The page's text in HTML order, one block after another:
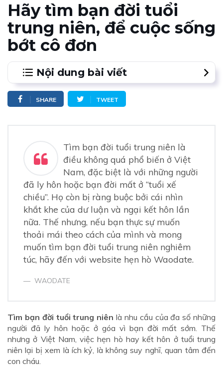
Hãy tìm bạn đời tuổi
trung niên, để cuộc sống
bớt cô đơn
Nội dung bài viết
1.Độ tuổi nào cũng cần được yêu thương
2.Hẹn hò với người bạn tuổi trung niên trên Waodate
Cùng dựa vào nhau để sống vui vẻ
SHARE TWEET
Tìm bạn đời tuổi trung niên là
điều không quá phổ biến ở Việt
Nam, đặc biệt là với những người
đã ly hôn hoặc bạn đời mất ở “tuổi xế
chiều”. Họ còn bị ràng buộc bởi cái nhìn
khắt khe của dư luận và ngại kết hôn lần
nữa. Thế nhưng, nếu bạn thực sự muốn
thoải mái theo cách của mình và mong
muốn tìm bạn đời tuổi trung niên nghiêm
túc, hãy đến với website hẹn hò Waodate.
WAODATE
Tìm bạn đời tuổi trung niên là nhu cầu của đa số những
người đã ly hôn hoặc ở góa vì bạn đời mất sớm. Thế
nhưng ở Việt Nam, việc hẹn hò hay kết hôn ở tuổi trung
niên lại bị xem là ích kỷ, là không suy nghĩ, quan tâm đến
con cháu.